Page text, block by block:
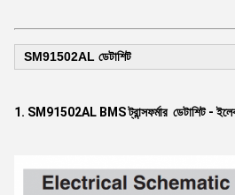
SM91502AL ডেটাশিট
1. SM91502AL BMS ট্রান্সফর্মার ডেটাশিট -